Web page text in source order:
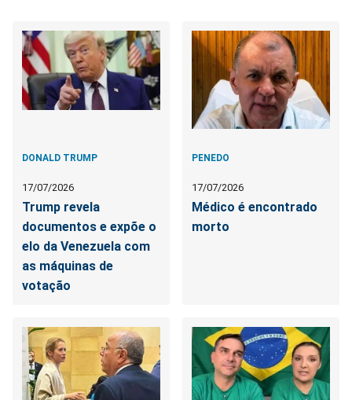
DONALD TRUMP
17/07/2026
Trump revela
documentos e expõe o
elo da Venezuela com
as máquinas de
votação
PENEDO
17/07/2026
Médico é encontrado
morto